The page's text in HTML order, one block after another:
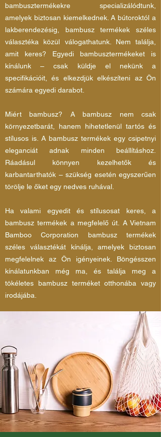
bambusztermékekre specializálódtunk,
amelyek biztosan kiemelkednek. A bútoroktól a
lakberendezésig, bambusz termékek széles
választéka közül válogathatunk. Nem találja,
amit keres? Egyedi bambusztermékeket is
kínálunk – csak küldje el nekünk a
specifikációit, és elkezdjük elkészíteni az Ön
számára egyedi darabot.
Miért bambusz? A bambusz nem csak
környezetbarát, hanem hihetetlenül tartós és
stílusos is. A bambusz termékek egy csipetnyi
eleganciát adnak minden beállításhoz.
Ráadásul könnyen kezelhetők és
karbantarthatók – szükség esetén egyszerűen
törölje le őket egy nedves ruhával.
Ha valami egyedit és stílusosat keres, a
bambusz termékek a megfelelő út. A Vietnam
Bamboo Corporation bambusz termékek
széles választékát kínálja, amelyek biztosan
megfelelnek az Ön igényeinek. Böngésszen
kínálatunkban még ma, és találja meg a
tökéletes bambusz terméket otthonába vagy
irodájába.